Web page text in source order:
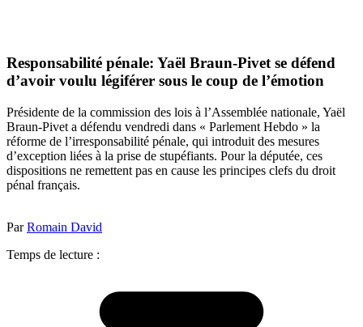
Responsabilité pénale: Yaël Braun-Pivet se défend
d’avoir voulu légiférer sous le coup de l’émotion
Présidente de la commission des lois à l’Assemblée nationale, Yaël
Braun-Pivet a défendu vendredi dans « Parlement Hebdo » la
réforme de l’irresponsabilité pénale, qui introduit des mesures
d’exception liées à la prise de stupéfiants. Pour la députée, ces
dispositions ne remettent pas en cause les principes clefs du droit
pénal français.
ParRomain David
Temps de lecture :